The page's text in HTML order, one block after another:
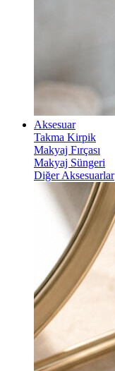
Aksesuar
Takma Kirpik
Makyaj Fırçası
Makyaj Süngeri
Diğer Aksesuarlar